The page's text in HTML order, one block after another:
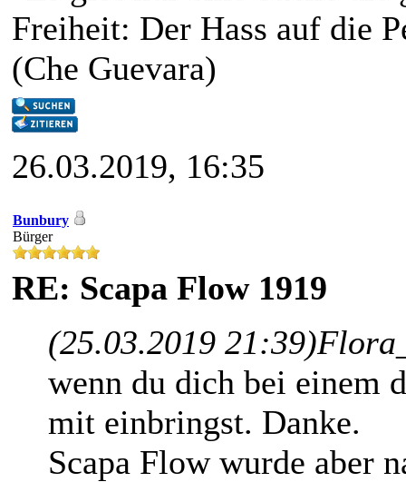
Freiheit: Der Hass auf die
(Che Guevara)
26.03.2019, 16:35
Bunbury
Bürger
RE: Scapa Flow 1919
(25.03.2019 21:39)
wenn du dich bei einem
mit einbringst. Danke.
Scapa Flow wurde aber